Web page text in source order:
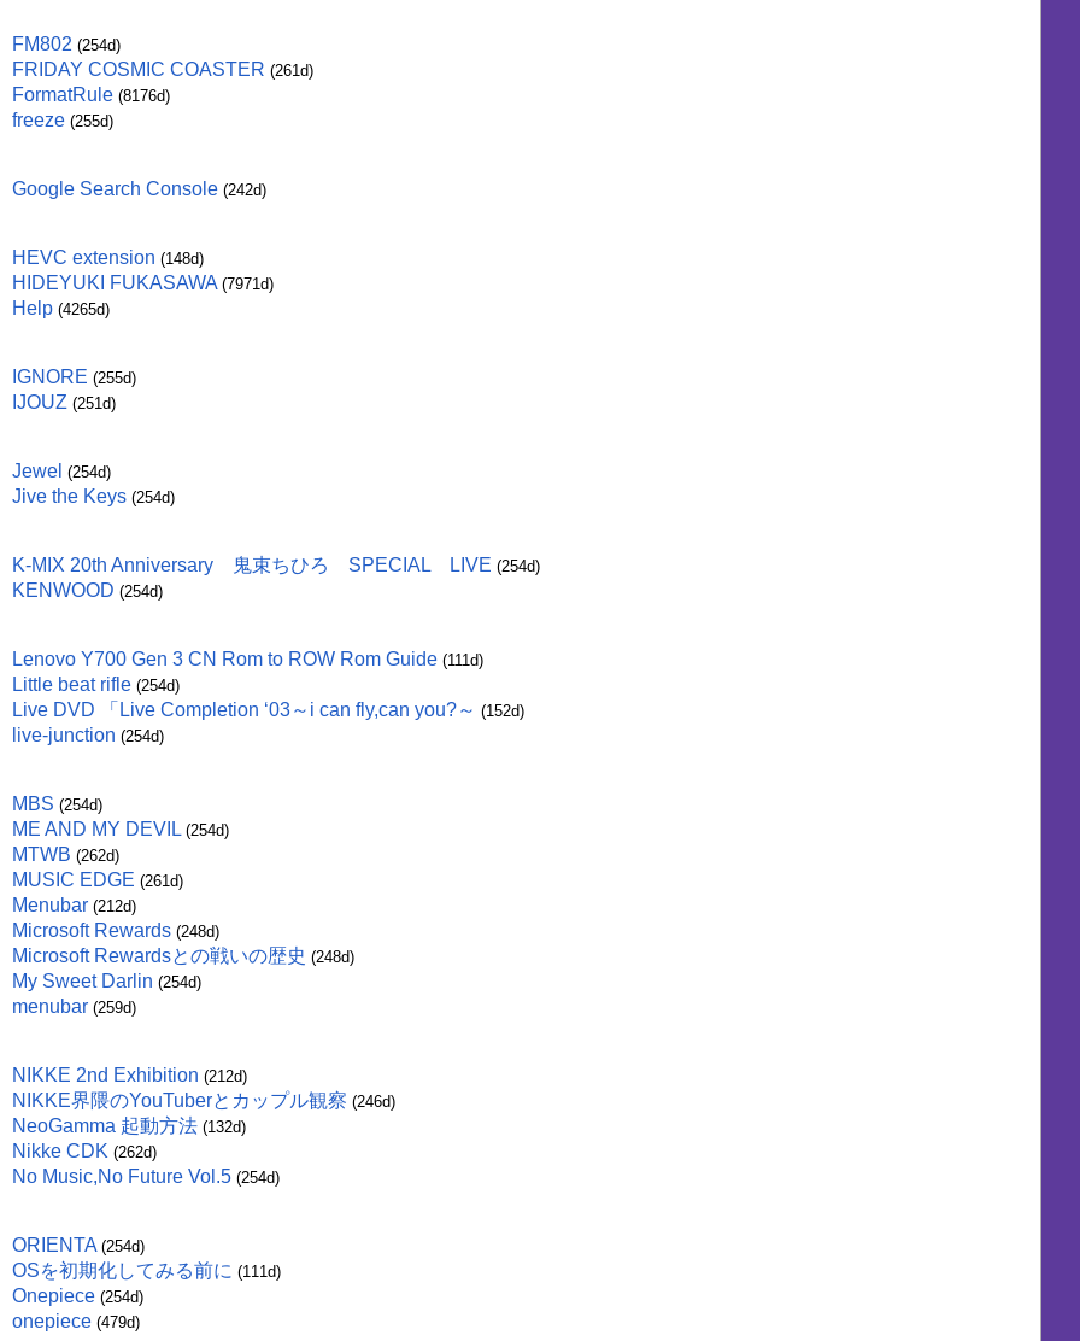
FM802 (254d)
FRIDAY COSMIC COASTER (261d)
FormatRule (8176d)
freeze (255d)
Google Search Console (242d)
HEVC extension (148d)
HIDEYUKI FUKASAWA (7971d)
Help (4265d)
IGNORE (255d)
IJOUZ (251d)
Jewel (254d)
Jive the Keys (254d)
K-MIX 20th Anniversary 鬼束ちひろ SPECIAL LIVE (254d)
KENWOOD (254d)
Lenovo Y700 Gen 3 CN Rom to ROW Rom Guide (111d)
Little beat rifle (254d)
Live DVD 「Live Completion ‘03～i can fly,can you?～ (152d)
live-junction (254d)
MBS (254d)
ME AND MY DEVIL (254d)
MTWB (262d)
MUSIC EDGE (261d)
Menubar (212d)
Microsoft Rewards (248d)
Microsoft Rewardsとの戦いの歴史 (248d)
My Sweet Darlin (254d)
menubar (259d)
NIKKE 2nd Exhibition (212d)
NIKKE界隈のYouTuberとカップル観察 (246d)
NeoGamma 起動方法 (132d)
Nikke CDK (262d)
No Music,No Future Vol.5 (254d)
ORIENTA (254d)
OSを初期化してみる前に (111d)
Onepiece (254d)
onepiece (479d)